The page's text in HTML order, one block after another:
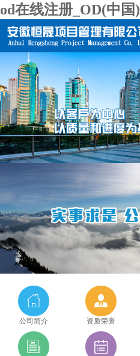
od在线注册_OD(中国)
公司简介 资质荣誉